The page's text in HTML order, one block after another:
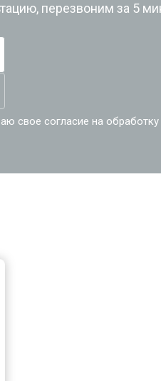
перезвоним за 5
свое согласие на